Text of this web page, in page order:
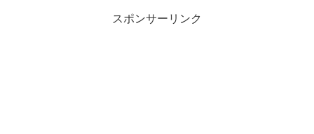
スポンサーリンク